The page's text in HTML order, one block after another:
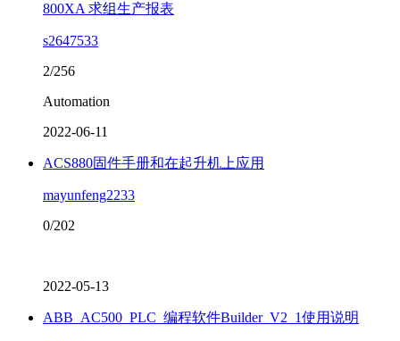
800XA 求组生产报表
s2647533
2/256
Automation
2022-06-11
ACS880固件手册和在起升机上应用
mayunfeng2233
0/202
2022-05-13
ABB_AC500_PLC_编程软件Builder_V2_1使用说明